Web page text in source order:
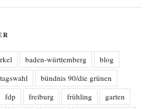
baden-württemberg
blog
bündnis 90/die grünen
fdp freiburg frühling
garten